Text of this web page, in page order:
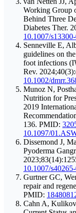
Working Group
Behind Three
Diabetes Ther.
10.1007/
Senneville E,
guidelines on
foot infections
Rev.
10.1002/
Munoz N,
Nutrition for
2019
136. PMID:
10.1097/
Dissemond J,
Pyoderma
10.1007/
Gurtner GC,
repair and
PMID:
Cahn A,